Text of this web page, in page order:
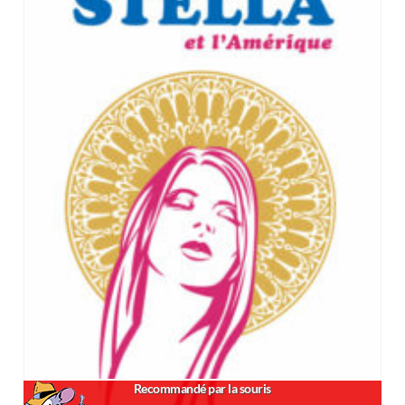
Recommandé par la souris